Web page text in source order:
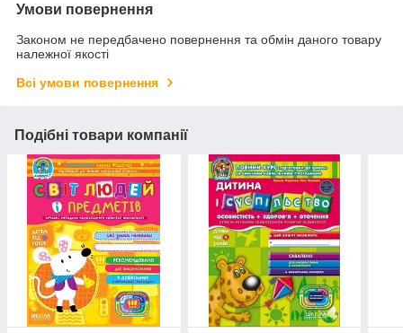
Умови повернення
Законом не передбачено повернення та обмін даного товару
належної якості
Всі умови повернення
Подібні товари компанії